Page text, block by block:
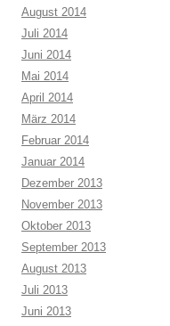
August 2014
Juli 2014
Juni 2014
Mai 2014
April 2014
März 2014
Februar 2014
Januar 2014
Dezember 2013
November 2013
Oktober 2013
September 2013
August 2013
Juli 2013
Juni 2013